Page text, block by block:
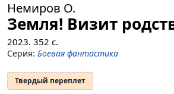
Немиров О.
Земля! Визит
2023. 352 с.
Серия: Боевая фантастика
Твердый переплет